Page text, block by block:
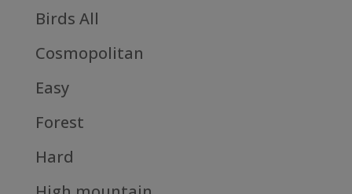
Birds All
Cosmopolitan
Easy
Forest
Hard